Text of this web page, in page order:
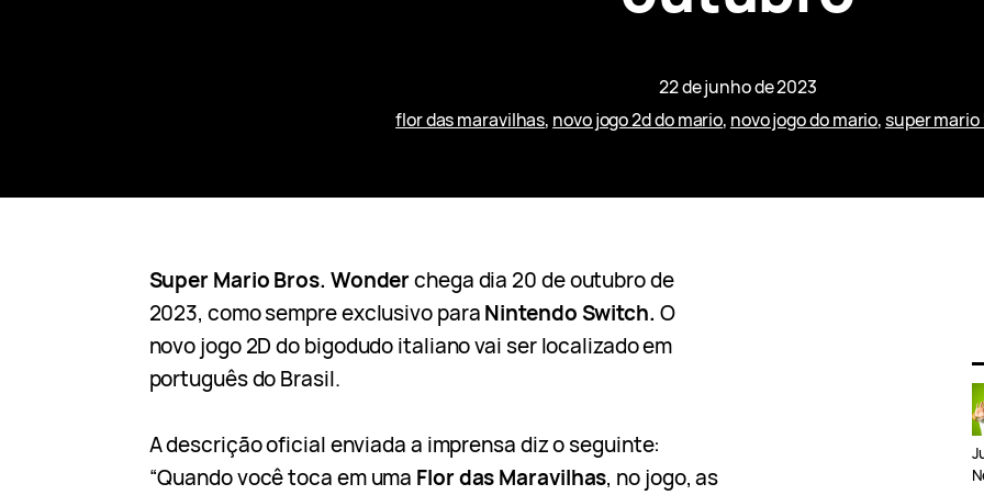
22 de junho de 2023
flor das maravilhas, novo jogo 2d do mario, novo jogo do mario, super
Super Mario Bros. Wonderchega dia 20 de outubro de
2023, como sempre exclusivo paraNintendo Switch. O
novo jogo 2D do bigodudo italiano vai ser localizado em
português do Brasil.
A descrição oficial enviada a imprensa diz o seguinte:
“Quando você toca em uma Flor das Maravilhas, no jogo, as